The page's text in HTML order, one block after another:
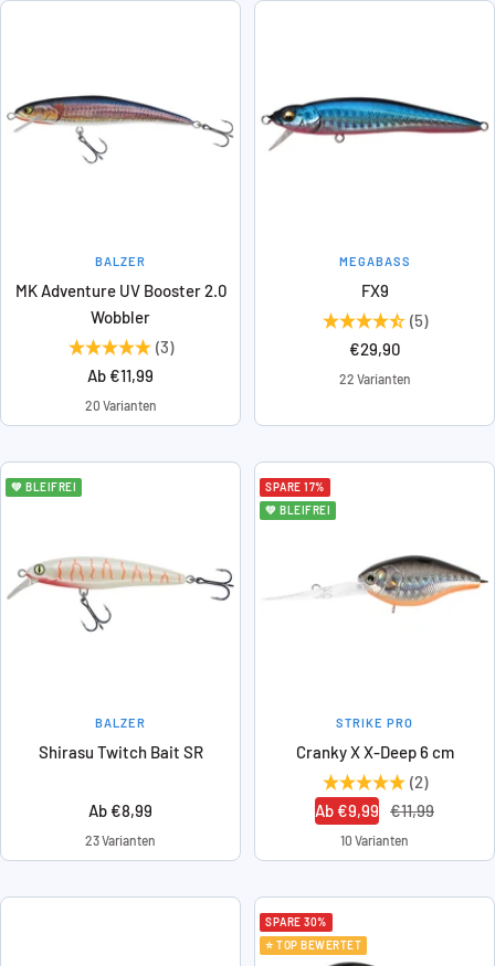
BALZER
MK Adventure UV Booster 2.0
Wobbler
(3)
Angebotspreis
Ab €11,99
20 Varianten
MEGABASS
FX9
(5)
Angebotspreis
€29,90
22 Varianten
💚 BLEIFREI
BALZER
Shirasu Twitch Bait SR
Angebotspreis
Ab €8,99
23 Varianten
SPARE 17%
💚 BLEIFREI
STRIKE PRO
Cranky X X-Deep 6 cm
(2)
Angebotspreis
Ab €9,99
Regulärer
Preis
€11,99
10 Varianten
SPARE 30%
⭐ TOP BEWERTET